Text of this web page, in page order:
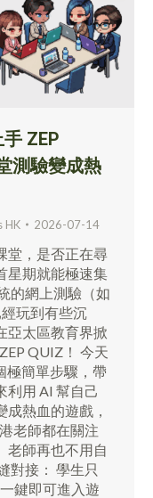
ZEP
測驗變成熱
HK 2026-07-14
堂，是否正在尋
星期就能極速集
的網上測驗（如
玩到有些沉
亞太區教育界掀
QUIZ！ 今天
極簡單步驟，帶
利用 AI 幫自己
成熱血的遊戲，
老師都在關注
老師再也不用自
對接： 學生只
鍵即可進入遊